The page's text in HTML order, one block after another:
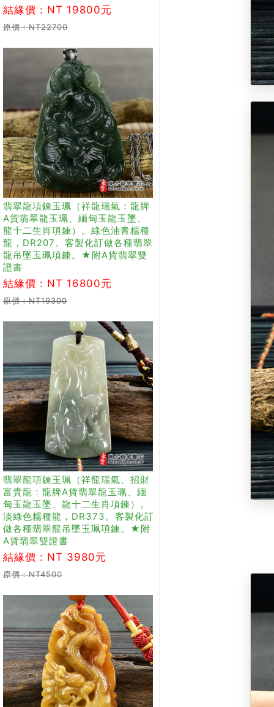
結緣價：NT 19800元
原價：NT22700
翡翠龍項鍊玉珮（祥龍瑞氣：龍牌
A貨翡翠龍玉珮、緬甸玉龍玉墜、
龍十二生肖項鍊）。綠色油青糯種
龍，DR207。客製化訂做各種翡翠
龍吊墜玉珮項鍊。★附A貨翡翠雙
證書
結緣價：NT 16800元
原價：NT19300
翡翠龍項鍊玉珮（祥龍瑞氣、招財
富貴龍：龍牌A貨翡翠龍玉珮、緬
甸玉龍玉墜、龍十二生肖項鍊）。
淡綠色糯種龍，DR373。客製化訂
做各種翡翠龍吊墜玉珮項鍊。★附
A貨翡翠雙證書
結緣價：NT 3980元
原價：NT4500